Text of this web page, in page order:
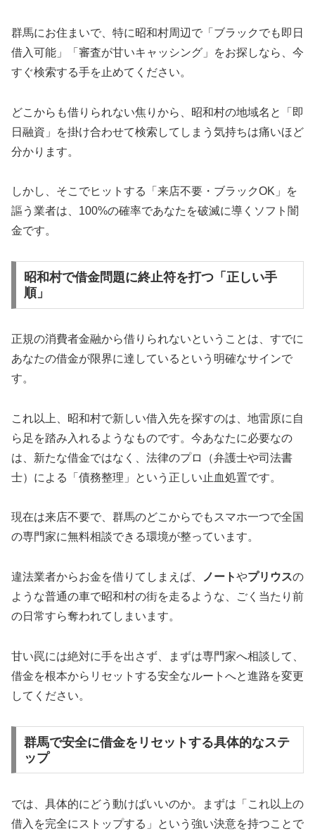
群馬にお住まいで、特に昭和村周辺で「ブラックでも即日
借入可能」「審査が甘いキャッシング」をお探しなら、今
すぐ検索する手を止めてください。
どこからも借りられない焦りから、昭和村の地域名と「即
日融資」を掛け合わせて検索してしまう気持ちは痛いほど
分かります。
しかし、そこでヒットする「来店不要・ブラックOK」を
謳う業者は、100%の確率であなたを破滅に導くソフト闇
金です。
昭和村で借金問題に終止符を打つ「正しい手
順」
正規の消費者金融から借りられないということは、すでに
あなたの借金が限界に達しているという明確なサインで
す。
これ以上、昭和村で新しい借入先を探すのは、地雷原に自
ら足を踏み入れるようなものです。今あなたに必要なの
は、新たな借金ではなく、法律のプロ（弁護士や司法書
士）による「債務整理」という正しい止血処置です。
現在は来店不要で、群馬のどこからでもスマホ一つで全国
の専門家に無料相談できる環境が整っています。
違法業者からお金を借りてしまえば、 ノートやプリウスの
ような普通の車で昭和村の街を走るような、ごく当たり前
の日常すら奪われてしまいます。
甘い罠には絶対に手を出さず、まずは専門家へ相談して、
借金を根本からリセットする安全なルートへと進路を変更
してください。
群馬で安全に借金をリセットする具体的なステ
ップ
では、具体的にどう動けばいいのか。まずは「これ以上の
借入を完全にストップする」という強い決意を持つことで